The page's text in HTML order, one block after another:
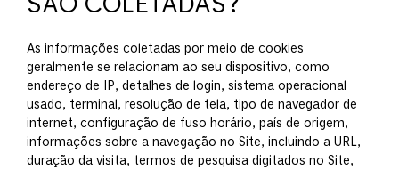
As informações coletadas por meio de cookies
geralmente se relacionam ao seu dispositivo, como
endereço de IP, detalhes de login, sistema operacional
usado, terminal, resolução de tela, tipo de navegador de
internet, configuração de fuso horário, país de origem,
informações sobre a navegação no Site, incluindo a URL,
duração da visita, termos de pesquisa digitados no Site,